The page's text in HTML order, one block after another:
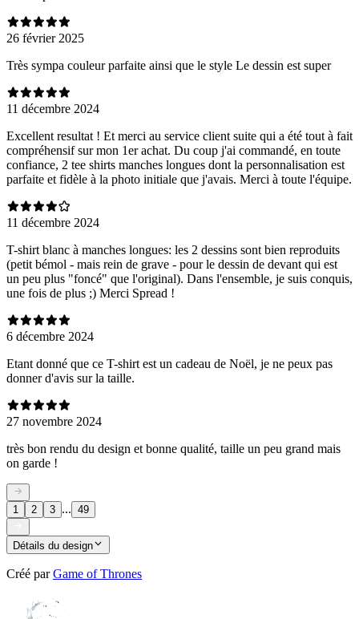
26 février 2025
Très sympa couleur parfaite ainsi que le style Le dessin est super
11 décembre 2024
Excellent resultat ! Et merci au service client suite qui a été tout à fait
compréhensif sur mon 1er achat. Du coup j'ai commandé, en toute
confiance, 2 tee shirts manches longues dont la personnalisation est
parfaite et fidèle à la photo initiale que j'avais. Merci à toute l'équipe.
11 décembre 2024
T-shirt blanc à manches longues: les 2 dessins sont bien reproduits
(petit bémol - mais rein de grave - pour le dessin de devant qui est
un peu plus "foncé" que l'original). Dans l'ensemble, je suis conquis,
une fois de plus ;) Merci Spread !
6 décembre 2024
Etant donné que ce T-shirt est un cadeau de Noël, je ne peux pas
donner d'avis sur la taille.
27 novembre 2024
très bon rendu du design et bonne qualité, taille un peu grand mais
on garde !
1 2 3 ... 49
Détails du design
Créé par Game of Thrones